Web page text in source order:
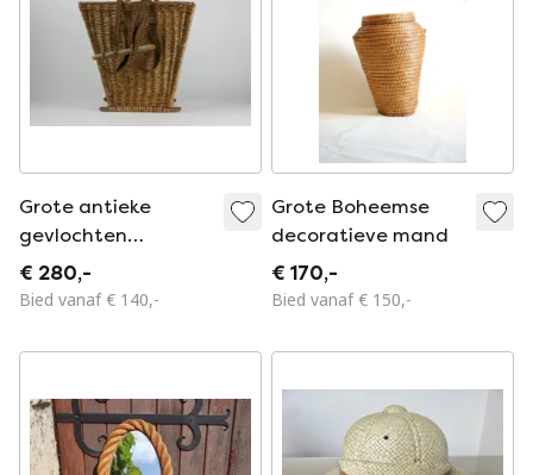
Grote antieke
gevlochten
draagmand met
originele
en houten
Rustiek | Landelijk
€ 280,-
Bied vanaf € 140,-
Grote Boheemse
decoratieve mand
€ 170,-
Bied vanaf € 150,-